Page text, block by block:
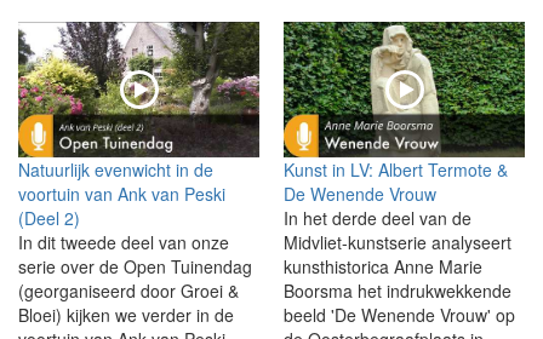
Natuurlijk evenwicht in de
voortuin van Ank van Peski
(Deel 2)
In dit tweede deel van onze
serie over de Open Tuinendag
(georganiseerd door Groei &
Bloei) kijken we verder in de
Kunst in LV: Albert Termote &
De Wenende Vrouw
In het derde deel van de
Midvliet-kunstserie analyseert
kunsthistorica Anne Marie
Boorsma het indrukwekkende
beeld 'De Wenende Vrouw' op